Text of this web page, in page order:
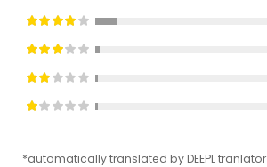
*automatically translated by DEEPL tranlator